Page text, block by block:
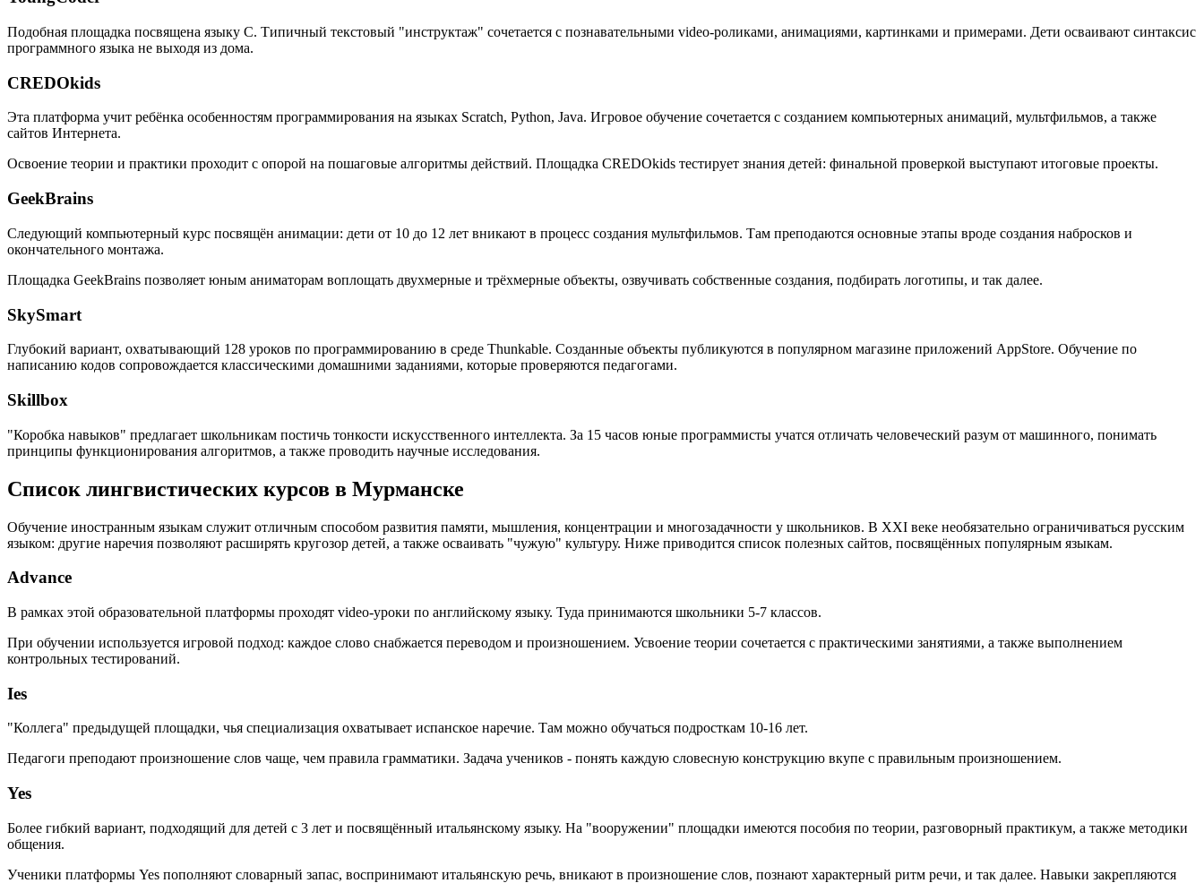
Подобная площадка посвящена языку C. Типичный текстовый "инструктаж" сочетается с познавательными video-роликами, анимациями, картинками и примерами. Дети осваивают синтаксис
программного языка не выходя из дома.
CREDOkids
Эта платформа учит ребёнка особенностям программирования на языках Scratch, Python, Java. Игровое обучение сочетается с созданием компьютерных анимаций, мультфильмов, а также
сайтов Интернета.
Освоение теории и практики проходит с опорой на пошаговые алгоритмы действий. Площадка CREDOkids тестирует знания детей: финальной проверкой выступают итоговые проекты.
GeekBrains
Следующий компьютерный курс посвящён анимации: дети от 10 до 12 лет вникают в процесс создания мультфильмов. Там преподаются основные этапы вроде создания набросков и
окончательного монтажа.
Площадка GeekBrains позволяет юным аниматорам воплощать двухмерные и трёхмерные объекты, озвучивать собственные создания, подбирать логотипы, и так далее.
SkySmart
Глубокий вариант, охватывающий 128 уроков по программированию в среде Thunkable. Созданные объекты публикуются в популярном магазине приложений AppStore. Обучение по
написанию кодов сопровождается классическими домашними заданиями, которые проверяются педагогами.
Skillbox
"Коробка навыков" предлагает школьникам постичь тонкости искусственного интеллекта. За 15 часов юные программисты учатся отличать человеческий разум от машинного, понимать
принципы функционирования алгоритмов, а также проводить научные исследования.
Список лингвистических курсов в Мурманске
Обучение иностранным языкам служит отличным способом развития памяти, мышления, концентрации и многозадачности у школьников. В XXI веке необязательно ограничиваться русским
языком: другие наречия позволяют расширять кругозор детей, а также осваивать "чужую" культуру. Ниже приводится список полезных сайтов, посвящённых популярным языкам.
Advance
В рамках этой образовательной платформы проходят video-уроки по английскому языку. Туда принимаются школьники 5-7 классов.
При обучении используется игровой подход: каждое слово снабжается переводом и произношением. Усвоение теории сочетается с практическими занятиями, а также выполнением
контрольных тестирований.
Ies
"Коллега" предыдущей площадки, чья специализация охватывает испанское наречие. Там можно обучаться подросткам 10-16 лет.
Педагоги преподают произношение слов чаще, чем правила грамматики. Задача учеников - понять каждую словесную конструкцию вкупе с правильным произношением.
Yes
Более гибкий вариант, подходящий для детей с 3 лет и посвящённый итальянскому языку. На "вооружении" площадки имеются пособия по теории, разговорный практикум, а также методики
общения.
Ученики платформы Yes пополняют словарный запас, воспринимают итальянскую речь, вникают в произношение слов, познают характерный ритм речи, и так далее. Навыки закрепляются